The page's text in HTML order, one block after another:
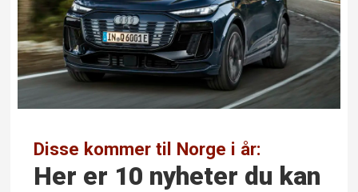
Disse kommer til Norge i år:
Her er 10 nyheter du kan